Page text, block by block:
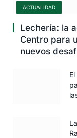
ACTUALIDAD
Lechería: la
Centro para
nuevos